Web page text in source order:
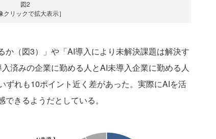
図2
クリックで拡大表示］
（図3）」や「AI導入により未解決課題は解決す
済みの企業に勤める人とAI未導入企業に勤める人
ずれも10ポイント近く差があった。実際にAIを活
きるようだとしている。